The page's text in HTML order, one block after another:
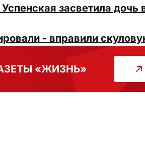
засветила дочь
- вправили
«ЖИЗНЬ»